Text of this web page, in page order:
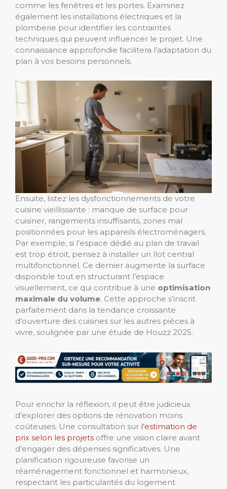
comme les fenêtres et les portes. Examinez
également les installations électriques et la
plomberie pour identifier les contraintes
techniques qui peuvent influencer le projet. Une
connaissance approfondie facilitera l’adaptation du
plan à vos besoins personnels.
Ensuite, listez les dysfonctionnements de votre
cuisine vieillissante : manque de surface pour
cuisiner, rangements insuffisants, zones mal
positionnées pour les appareils électroménagers.
Par exemple, si l’espace dédié au plan de travail
est trop étroit, pensez à installer un îlot central
multifonctionnel. Ce dernier augmente la surface
disponible tout en structurant l’espace
visuellement, ce qui contribue à une optimisation
maximale du volume. Cette approche s’inscrit
parfaitement dans la tendance croissante
d’ouverture des cuisines sur les autres pièces à
vivre, soulignée par une étude de Houzz 2025.
Pour enrichir la réflexion, il peut être judicieux
d’explorer des options de rénovation moins
coûteuses. Une consultation sur l’estimation de
prix selon les projets offre une vision claire avant
d’engager des dépenses significatives. Une
planification rigoureuse favorise un
réaménagement fonctionnel et harmonieux,
respectant les particularités du logement.